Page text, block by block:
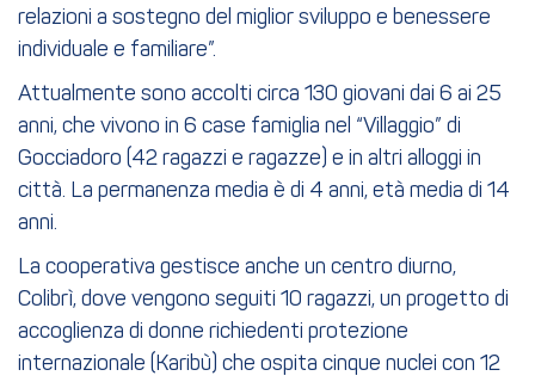
relazioni a sostegno del miglior sviluppo e benessere
individuale e familiare”.
Attualmente sono accolti circa 130 giovani dai 6 ai 25
anni, che vivono in 6 case famiglia nel “Villaggio” di
Gocciadoro (42 ragazzi e ragazze) e in altri alloggi in
città. La permanenza media è di 4 anni, età media di 14
anni.
La cooperativa gestisce anche un centro diurno,
Colibrì, dove vengono seguiti 10 ragazzi, un progetto di
accoglienza di donne richiedenti protezione
internazionale (Karibù) che ospita cinque nuclei con 12